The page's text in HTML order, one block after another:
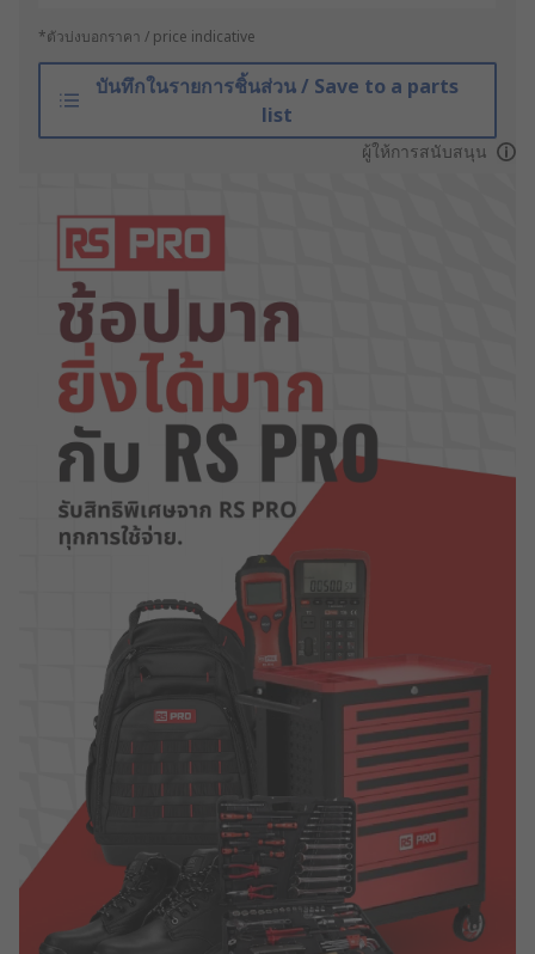
*ตัวบ่งบอกราคา / price indicative
บันทึกในรายการชิ้นส่วน / Save to a parts
list
ผู้ให้การสนับสนุน